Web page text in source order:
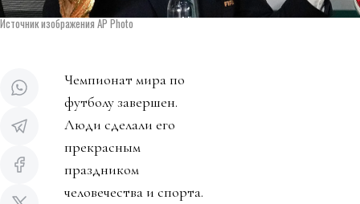
Источник изображения AP Photo
Чемпионат мира по
футболу завершен.
Люди сделали его
прекрасным
праздником
человечества и спорта.